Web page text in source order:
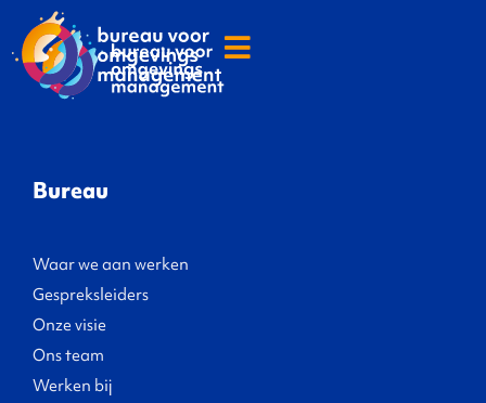
Bureau
Waar we aan werken
Gespreksleiders
Onze visie
Ons team
Werken bij